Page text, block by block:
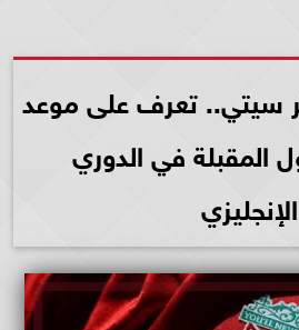
سيتي.. تعرف على موعد
المقبلة في الدوري
الإنجليزي